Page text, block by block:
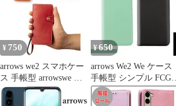
¥ 750
arrows we2 スマホケー
ス 手帳型 arrowswe カ
バー アローズwe
FCG02 F52E F51B
¥650
arrows We2 We ケース
手帳型 シンプル FCG02
F52E F51B カバー
FCG01 ケース おしゃれ